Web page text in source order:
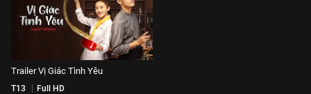
Trailer Vị Giác Tình Yêu
T13 Full HD